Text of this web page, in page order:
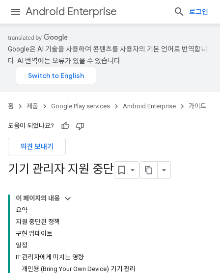
Android Enterprise 로그인
Google은 AI 기술을 사용하여 콘텐츠를 사용자의 기본 언어로 번역합니
다. AI 번역에는 오류가 있을 수 있습니다.
홈 제품 Google Play services Android Enterprise 가이드
도움이 되었나요?
의견 보내기
기기 관리자 지원 중단
이 페이지의 내용
요약
지원 중단된 정책
구현 업데이트
일정
IT 관리자에게 미치는 영향
개인용 (Bring Your Own Device) 기기 관리